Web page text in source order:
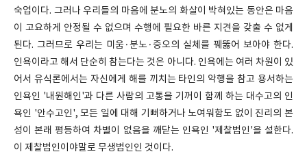
숙업이다. 그러나 우리들의 마음에 분노의 화살이 박혀있는 동안은 마음
이 고요하게 안정될 수 없으며 수행에 필요한 바른 지견을 갖출 수 없게
된다. 그러므로 우리는 미움·분노·증오의 실체를 꿰뚫어 보아야 한다.
인욕이라고 해서 단순히 참는다는 것은 아니다. 인욕에는 여러 차원이 있
어서 유식론에서는 자신에게 해를 끼치는 타인의 악행을 참고 용서하는
인욕인 '내원해인'과 다른 사람의 고통을 기꺼이 함께 하는 대수고의 인
욕인 '안수고인', 모든 일에 대해 기뻐하거나 노여워함도 없이 진리의 본
성이 본래 평등하여 차별이 없음을 깨닫는 인욕인 '제찰법인'을 설한다.
이 제찰법인이야말로 무생법인인 것이다.